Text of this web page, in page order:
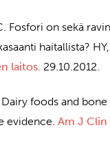
Fosfori on sekä
haitallista? HY,
laitos. 29.10.2012.
foods and bone
evidence. Am J Clin